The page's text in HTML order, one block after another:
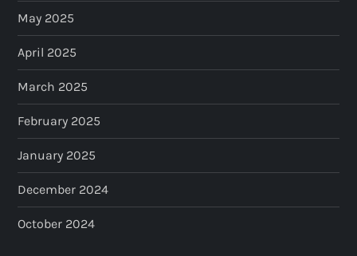
May 2025
April 2025
March 2025
February 2025
January 2025
December 2024
October 2024